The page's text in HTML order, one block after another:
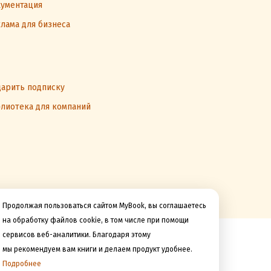
Продолжая пользоваться сайтом MyBook, вы соглашаетесь
на обработку файлов cookie, в том числе при помощи
сервисов веб-аналитики. Благодаря этому
мы рекомендуем вам книги и делаем продукт удобнее.
Подробнее
для бизнеса
подписку
для компаний